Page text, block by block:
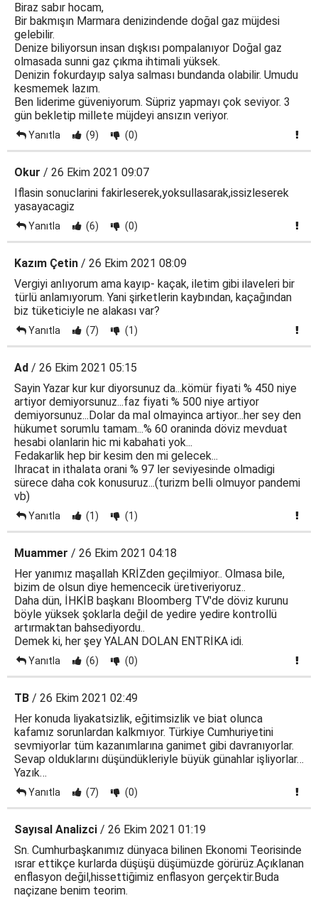
Biraz sabır hocam,
Bir bakmışın Marmara denizindende doğal gaz müjdesi
gelebilir.
Denize biliyorsun insan dışkısı pompalanıyor Doğal gaz
olmasada sunni gaz çıkma ihtimali yüksek.
Denizin fokurdayıp salya salması bundanda olabilir. Umudu
kesmemek lazım.
Ben liderime güveniyorum. Süpriz yapmayı çok seviyor. 3
gün bekletip millete müjdeyi ansızın veriyor.
Yanıtla (9) (0)
Okur / 26 Ekim 2021 09:07
Iflasin sonuclarini fakirleserek,yoksullasarak,issizleserek
yasayacagiz
Yanıtla (6) (0)
Kazım Çetin / 26 Ekim 2021 08:09
Vergiyi anlıyorum ama kayıp- kaçak, iletim gibi ilaveleri bir
türlü anlamıyorum. Yani şirketlerin kaybından, kaçağından
biz tüketiciyle ne alakası var?
Yanıtla (7) (1)
Ad / 26 Ekim 2021 05:15
Sayin Yazar kur kur diyorsunuz da...kömür fiyati % 450 niye
artiyor demiyorsunuz...faz fiyati % 500 niye artiyor
demiyorsunuz...Dolar da mal olmayinca artiyor...her sey den
hükumet sorumlu tamam...% 60 oraninda döviz mevduat
hesabi olanlarin hic mi kabahati yok...
Fedakarlik hep bir kesim den mi gelecek...
Ihracat in ithalata orani % 97 ler seviyesinde olmadigi
sürece daha cok konusuruz...(turizm belli olmuyor pandemi
vb)
Yanıtla (1) (1)
Muammer / 26 Ekim 2021 04:18
Her yanımız maşallah KRİZden geçilmiyor.. Olmasa bile,
bizim de olsun diye hemencecik üretiveriyoruz..
Daha dün, İHKİB başkanı Bloomberg TV'de döviz kurunu
böyle yüksek şoklarla değil de yedire yedire kontrollü
artırmaktan bahsediyordu..
Demek ki, her şey YALAN DOLAN ENTRİKA idi.
Yanıtla (6) (0)
TB / 26 Ekim 2021 02:49
Her konuda liyakatsizlik, eğitimsizlik ve biat olunca
kafamız sorunlardan kalkmıyor. Türkiye Cumhuriyetini
sevmiyorlar tüm kazanımlarına ganimet gibi davranıyorlar.
Sevap olduklarını düşündükleriyle büyük günahlar işliyorlar…
Yazık…
Yanıtla (7) (0)
Sayısal Analizci / 26 Ekim 2021 01:19
Sn. Cumhurbaşkanımız dünyaca bilinen Ekonomi Teorisinde
ısrar ettikçe kurlarda düşüşü düşümüzde görürüz.Açıklanan
enflasyon değil,hissettiğimiz enflasyon gerçektir.Buda
naçizane benim teorim.